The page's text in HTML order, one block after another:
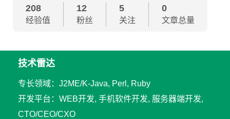
208
经验值
12
粉丝
5
关注
0
文章总量
技术雷达
专长领域：J2ME/K-Java, Perl, Ruby
开发平台：WEB开发, 手机软件开发, 服务器端开发,
CTO/CEO/CXO